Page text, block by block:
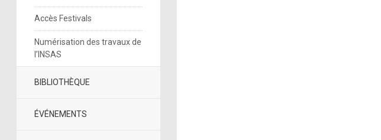
Accès Festivals
Numérisation des travaux de
l’INSAS
BIBLIOTHÈQUE
ÉVÉNEMENTS